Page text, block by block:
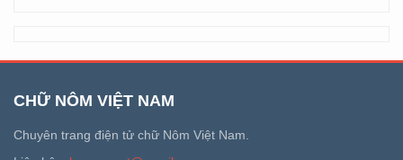
CHỮ NÔM VIỆT NAM
Chuyên trang điện tử chữ Nôm Việt Nam.